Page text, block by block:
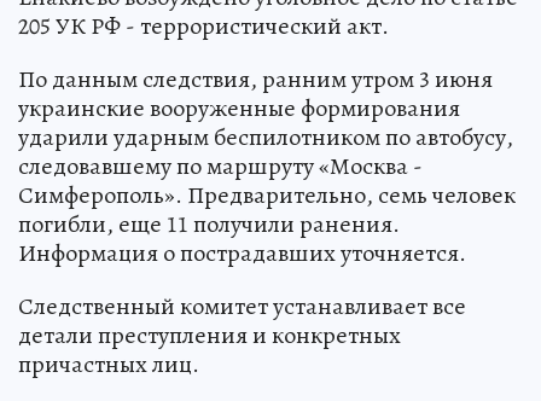
205 УК РФ - террористический акт.
По данным следствия, ранним утром 3 июня
украинские вооруженные формирования
ударили ударным беспилотником по автобусу,
следовавшему по маршруту «Москва -
Симферополь». Предварительно, семь человек
погибли, еще 11 получили ранения.
Информация о пострадавших уточняется.
Следственный комитет устанавливает все
детали преступления и конкретных
причастных лиц.